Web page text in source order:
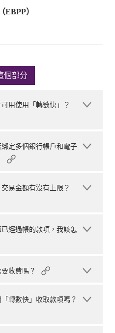
EBPP）
個部分
用使用「轉數快」？
定多個銀行帳戶和電子
易金額有沒有上限？
經過帳的款項，我該怎
收費嗎？
轉數快」收取款項嗎？